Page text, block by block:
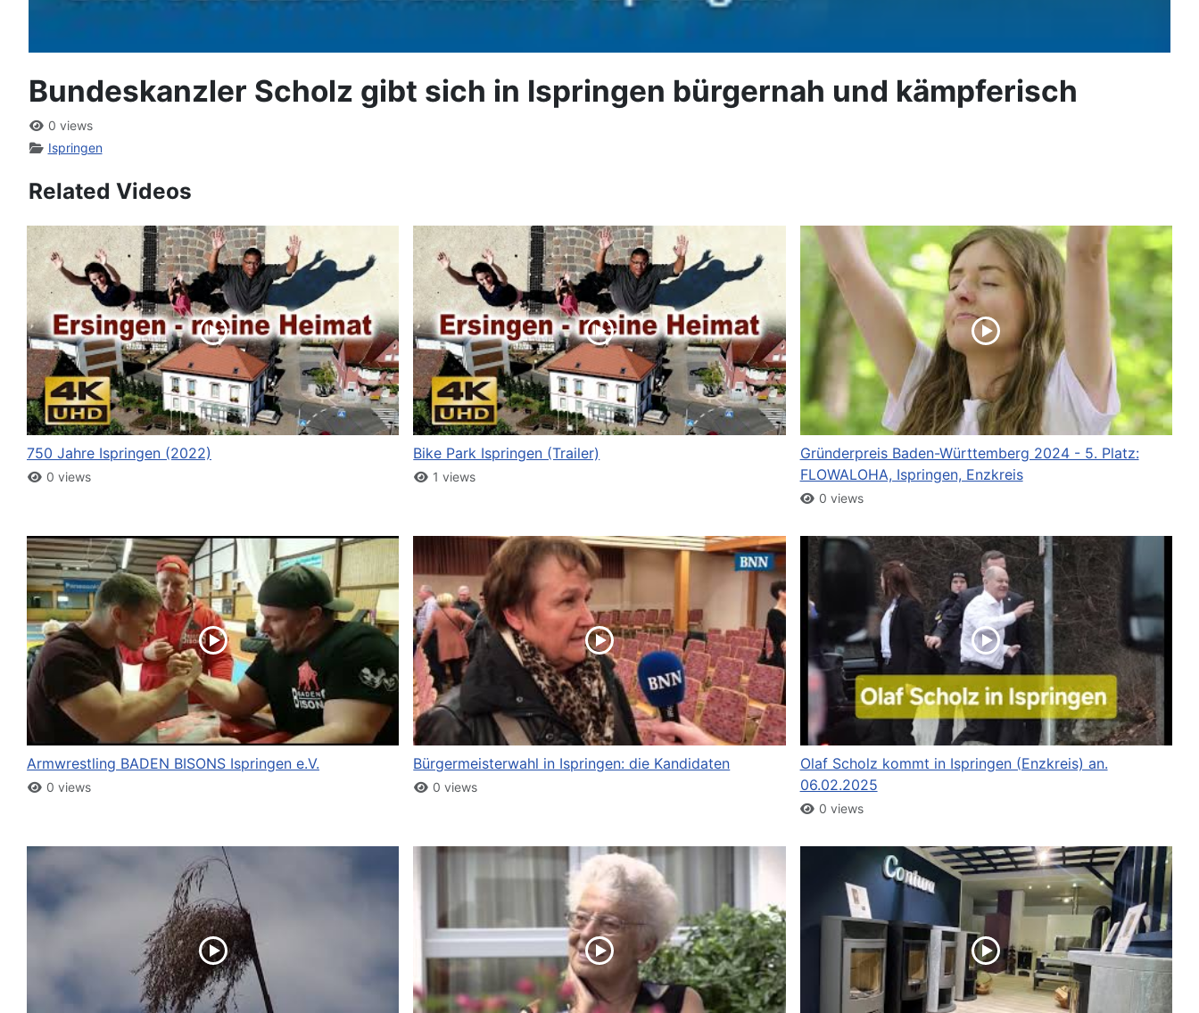
Bundeskanzler Scholz gibt sich in Ispringen bürgernah und kämpferisch
0 views
Ispringen
Related Videos
750 Jahre Ispringen (2022)
0 views
Bike Park Ispringen (Trailer)
1 views
Gründerpreis Baden-Württemberg 2024 - 5. Platz:
FLOWALOHA, Ispringen, Enzkreis
0 views
Armwrestling BADEN BISONS Ispringen e.V.
0 views
Bürgermeisterwahl in Ispringen: die Kandidaten
0 views
Olaf Scholz kommt in Ispringen (Enzkreis) an.
06.02.2025
0 views